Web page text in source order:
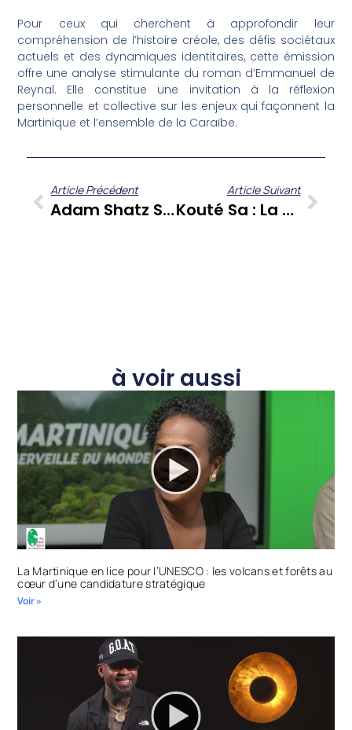
Pour ceux qui cherchent à approfondir leur
compréhension de l’histoire créole, des défis sociétaux
actuels et des dynamiques identitaires, cette émission
offre une analyse stimulante du roman d’Emmanuel de
Reynal. Elle constitue une invitation à la réflexion
personnelle et collective sur les enjeux qui façonnent la
Martinique et l’ensemble de la Caraïbe.
Article Précédent
Adam Shatz Sur Frantz Fanon : Une Vie En Révolutions, Éclairages Essentiels Pour Son Centenaire Sur Zitata TV
Article Suivant
Kouté Sa : La Silver Parade 2025 De Rivière-Salée Au Cœur De La Transmission Culturelle Avec Nathalie Coyan-Parfait
à voir aussi
La Martinique en lice pour l’UNESCO : les volcans et forêts au
cœur d’une candidature stratégique
Voir »